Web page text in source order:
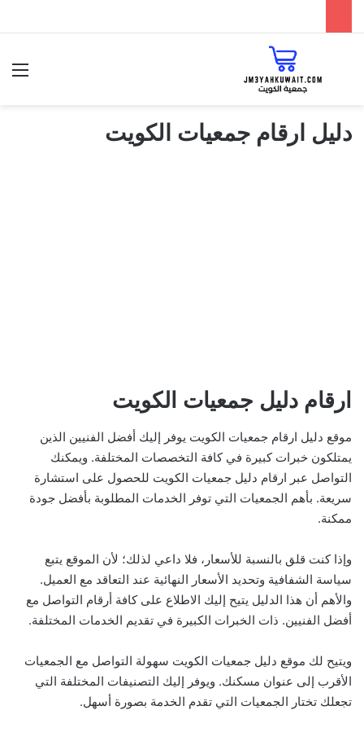
البحث عن
دليل ارقام جمعيات الكويت
ارقام دليل جمعيات الكويت
موقع دليل ارقام جمعيات الكويت يوفر إليك أفضل الفنيين الذين
يمتلكون خبرات كبيرة في كافة التخصصات المختلفة. ويمكنك
التواصل عبر ارقام دليل جمعيات الكويت للحصول على استشارة
سريعة. بأهم الجمعيات التي توفر الخدمات المطلوبة بأفضل جودة
ممكنة.
وإذا كنت قلق بالنسبة للأسعار، فلا داعي لذلك؛ لأن الموقع يتبع
سياسة الشفافية وتحديد الأسعار النهائية عند التعاقد مع العميل.
والأهم أن هذا الدليل يتيح إليك الاطلاع على كافة أرقام التواصل مع
أفضل الفنيين. ذات الخبرات الكبيرة في تقديم الخدمات المختلفة.
ويتيح لك موقع دليل جمعيات الكويت سهولة التواصل مع الجمعيات
الأقرب إلى عنوان مسكنك. ويوفر إليك التصنيفات المختلفة التي
تجعلك تختار الجمعيات التي تقدم الخدمة بصورة أسهل.